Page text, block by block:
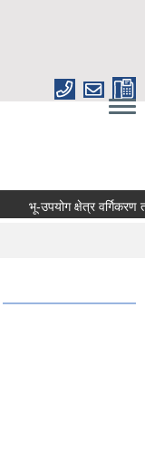
भू-उपयोग क्षेत्र वर्गिकरण